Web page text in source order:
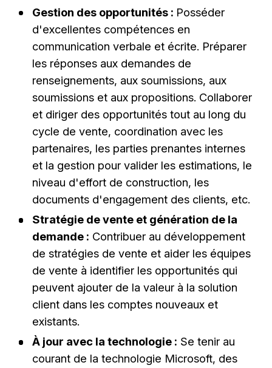
Gestion des opportunités : Posséder
d'excellentes compétences en
communication verbale et écrite. Préparer
les réponses aux demandes de
renseignements, aux soumissions, aux
soumissions et aux propositions. Collaborer
et diriger des opportunités tout au long du
cycle de vente, coordination avec les
partenaires, les parties prenantes internes
et la gestion pour valider les estimations, le
niveau d'effort de construction, les
documents d'engagement des clients, etc.
Stratégie de vente et génération de la
demande : Contribuer au développement
de stratégies de vente et aider les équipes
de vente à identifier les opportunités qui
peuvent ajouter de la valeur à la solution
client dans les comptes nouveaux et
existants.
À jour avec la technologie : Se tenir au
courant de la technologie Microsoft, des